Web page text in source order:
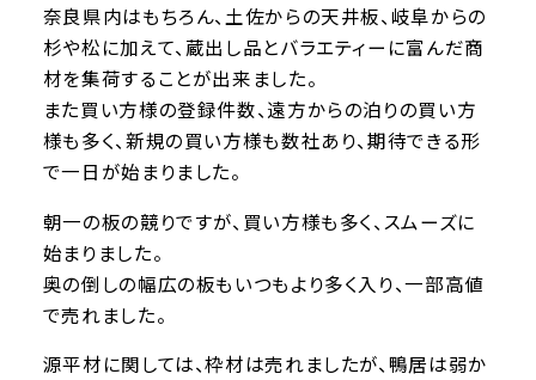
奈良県内はもちろん、土佐からの天井板、岐阜からの
杉や松に加えて、蔵出し品とバラエティーに富んだ商
材を集荷することが出来ました。
また買い方様の登録件数、遠方からの泊りの買い方
様も多く、新規の買い方様も数社あり、期待できる形
で一日が始まりました。
朝一の板の競りですが、買い方様も多く、スムーズに
始まりました。
奥の倒しの幅広の板もいつもより多く入り、一部高値
で売れました。
源平材に関しては、枠材は売れましたが、鴨居は弱か